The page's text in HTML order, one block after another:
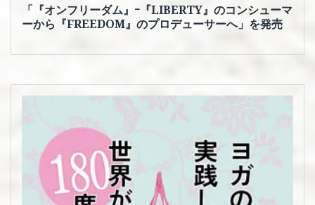
「『オンフリーダム』ｰ『LIBERTY』のコンシューマ
ーから『FREEDOM』のプロデューサーへ」を発売